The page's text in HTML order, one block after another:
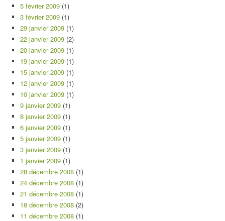
5 février 2009 (1)
3 février 2009 (1)
29 janvier 2009 (1)
22 janvier 2009 (2)
20 janvier 2009 (1)
19 janvier 2009 (1)
15 janvier 2009 (1)
12 janvier 2009 (1)
10 janvier 2009 (1)
9 janvier 2009 (1)
8 janvier 2009 (1)
6 janvier 2009 (1)
5 janvier 2009 (1)
3 janvier 2009 (1)
1 janvier 2009 (1)
28 décembre 2008 (1)
24 décembre 2008 (1)
21 décembre 2008 (1)
18 décembre 2008 (2)
11 décembre 2008 (1)